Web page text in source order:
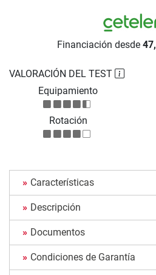
VALORACIÓN DEL TEST
Equipamiento
Rotación
Financiación desde 47,
Características
Descripción
Documentos
Condiciones de Garantía